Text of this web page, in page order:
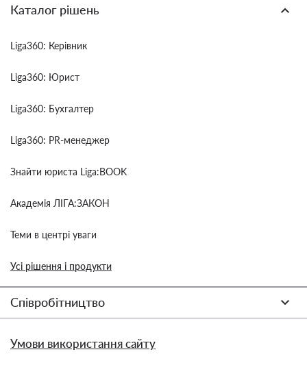
Каталог рішень
Liga360: Керівник
Liga360: Юрист
Liga360: Бухгалтер
Liga360: PR-менеджер
Знайти юриста Liga:BOOK
Академія ЛІГА:ЗАКОН
Теми в центрі уваги
Усі рішення і продукти
Співробітництво
Умови використання сайту